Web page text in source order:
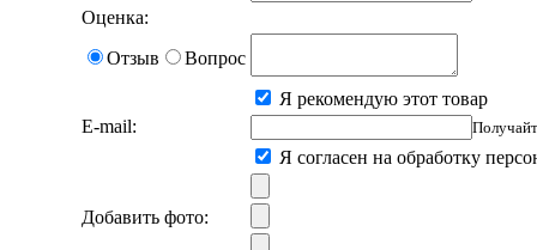
Оценка:
Отзыв
Вопрос
Я рекомендую этот товар
E-mail:
Я согласен на обработку
Добавить фото: